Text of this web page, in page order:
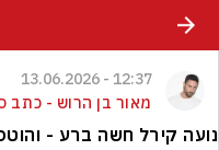
12:37 - 13.06.2026
מאור בן הרוש - כתב
נועה קירל חשה ברע -